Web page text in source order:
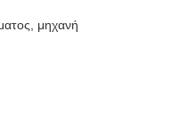
μηχανή